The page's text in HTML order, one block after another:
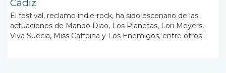
Cádiz
El festival, reclamo indie-rock, ha sido escenario de las
actuaciones de Mando Diao, Los Planetas, Lori Meyers,
Viva Suecia, Miss Caffeina y Los Enemigos, entre otros